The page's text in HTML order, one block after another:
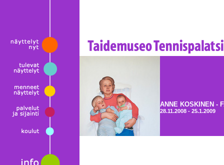
ANNE KOSKINEN -
28.11.2008 - 25.1.2009